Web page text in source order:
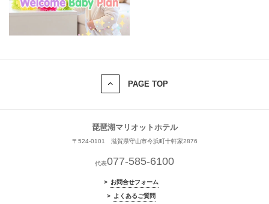
PAGE TOP
琵琶湖マリオットホテル
〒524-0101 滋賀県守山市今浜町十軒家2876
代表077-585-6100
お問合せフォーム
よくあるご質問